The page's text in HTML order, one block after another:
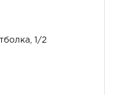
1/2